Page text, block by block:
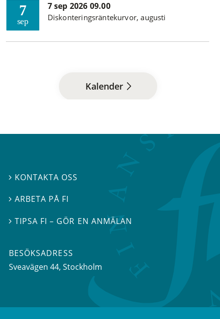
7
sep
7 sep 2026 09.00
Diskonteringsräntekurvor, augusti
Kalender
 KONTAKTA OSS
ARBETA PÅ FI
TIPSA FI – GÖR EN ANMÄLAN
BESÖKSADRESS
Sveavägen 44, Stockholm